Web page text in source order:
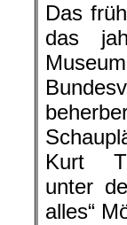
Das
das
Kurt
unter
alles“